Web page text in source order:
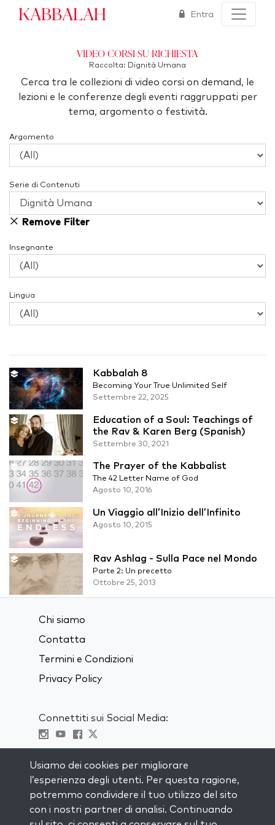
Kabbalah Entra
Video corsi su richiesta
Raccolta: Dignità Umana
Cerca tra le collezioni di video corsi on demand, le
lezioni e le conferenze degli eventi raggruppati per
tema, argomento o festività.
Argomento
Serie di Contenuti
Remove Filter
Insegnante
Lingua
Kabbalah 8
Becoming Your True Unlimited Self
Settembre 22, 2025
Education of a Soul: Teachings of
the Rav & Karen Berg (Spanish)
Settembre 30, 2021
The Prayer of the Kabbalist
The 42 Letter Name of God
Agosto 10, 2016
Un Viaggio all’Inizio dell’Infinito
Agosto 10, 2015
Rav Ashlag - Sulla Pace nel Mondo
Parte 2: Un precetto
Ottobre 25, 2013
Chi siamo
Contatta
Termini e Condizioni
Privacy Policy
Connettiti sui Social Media:
RIMANI AGGIORNATO
Iscriviti alla nostra mailing list e ricevi
ispirazione ogni settimana nella tua
Usiamo dei cookies per migliorare
l’esperienza degli utenti. Per questa ragione,
potremmo condividere il tuo utilizzo del sito
con i nostri partner di analisi. Continuando